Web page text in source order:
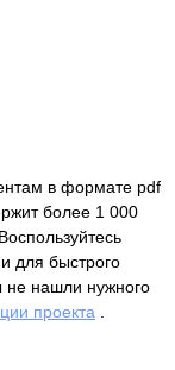
в формате pdf
более 1 000
для быстрого
не нашли нужного
проекта